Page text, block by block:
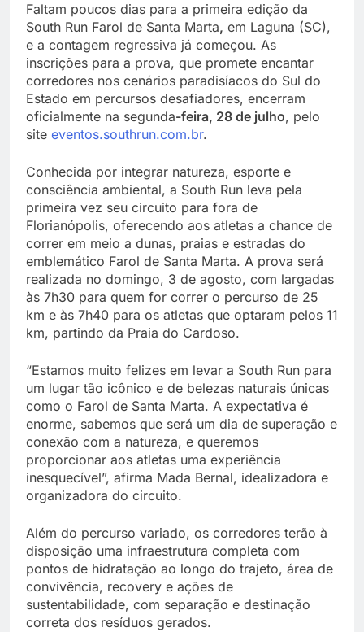
Faltam poucos dias para a primeira edição da
South Run Farol de Santa Marta, em Laguna (SC),
e a contagem regressiva já começou. As
inscrições para a prova, que promete encantar
corredores nos cenários paradisíacos do Sul do
Estado em percursos desafiadores, encerram
oficialmente na segunda-feira, 28 de julho, pelo
site eventos.southrun.com.br.
Conhecida por integrar natureza, esporte e
consciência ambiental, a South Run leva pela
primeira vez seu circuito para fora de
Florianópolis, oferecendo aos atletas a chance de
correr em meio a dunas, praias e estradas do
emblemático Farol de Santa Marta. A prova será
realizada no domingo, 3 de agosto, com largadas
às 7h30 para quem for correr o percurso de 25
km e às 7h40 para os atletas que optaram pelos 11
km, partindo da Praia do Cardoso.
“Estamos muito felizes em levar a South Run para
um lugar tão icônico e de belezas naturais únicas
como o Farol de Santa Marta. A expectativa é
enorme, sabemos que será um dia de superação e
conexão com a natureza, e queremos
proporcionar aos atletas uma experiência
inesquecível”, afirma Mada Bernal, idealizadora e
organizadora do circuito.
Além do percurso variado, os corredores terão à
disposição uma infraestrutura completa com
pontos de hidratação ao longo do trajeto, área de
convivência, recovery e ações de
sustentabilidade, com separação e destinação
correta dos resíduos gerados.